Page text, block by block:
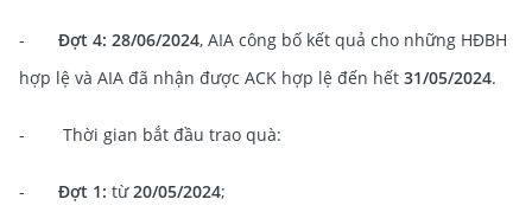
- Đợt 4: 28/06/2024, AIA công bố kết quả cho những HĐBH
hợp lệ và AIA đã nhận được ACK hợp lệ đến hết 31/05/2024.
- Thời gian bắt đầu trao quà:
- Đợt 1: từ20/05/2024;